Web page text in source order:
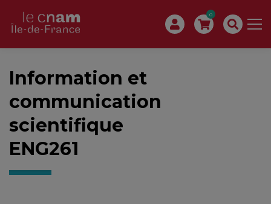
0
Information et
communication
scientifique
ENG261